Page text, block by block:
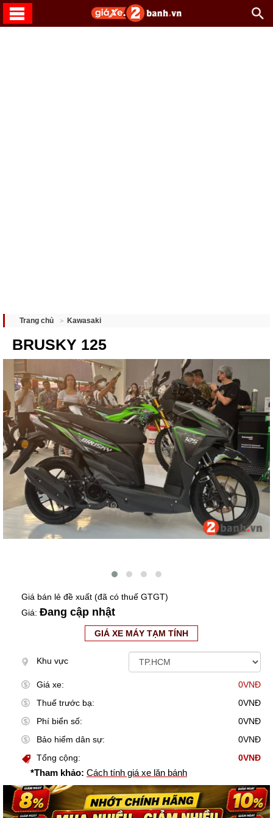
Trang chủ Kawasaki
BRUSKY 125
Giá bán lẻ đề xuất (đã có thuế GTGT)
Giá: Đang cập nhật
GIÁ XE MÁY TẠM TÍNH
Khu vực
Giá xe:
0VNĐ
Thuế trước bạ:
0VNĐ
Phí biển số:
0VNĐ
Bảo hiểm dân sự:
0VNĐ
Tổng cộng:
0VNĐ
*Tham khảo: Cách tính giá xe lăn bánh